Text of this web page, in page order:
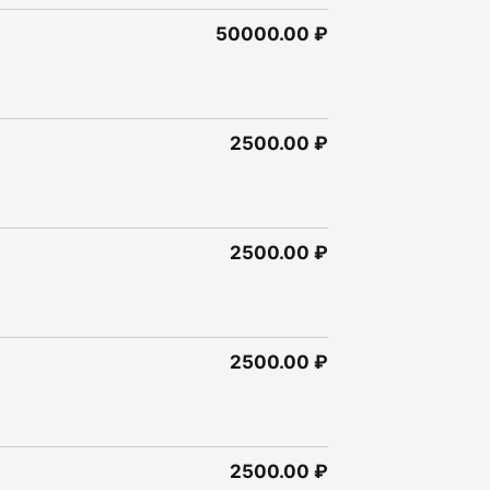
50000.00 ₽
2500.00 ₽
2500.00 ₽
2500.00 ₽
2500.00 ₽